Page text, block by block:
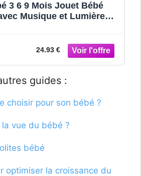
3 6 9 Mois Jouet Bébé
Musique et Lumière
24.93 €
guides :
choisir pour son bébé ?
vue du bébé ?
bébé
optimiser la croissance du